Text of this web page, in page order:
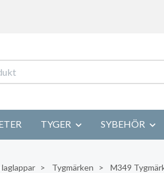
TYGER SYBEHÖR
Tygmärken M349